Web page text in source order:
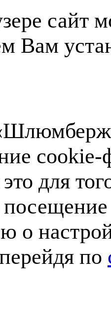
сайт
Вам
для
о
по